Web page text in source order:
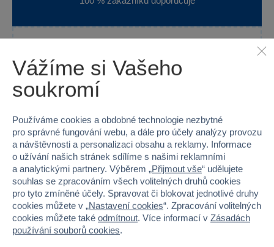
Napište recenzi a pomozte ostatním s výběrem.
Jana Petrová
15. 12. 2025
Ověřená recenze SPARKYS
Vše ok.
Vážíme si Vašeho
soukromí
Používáme cookies a obdobné technologie nezbytné
pro správné fungování webu, a dále pro účely analýzy provozu
a návštěvnosti a personalizaci obsahu a reklamy. Informace
o užívání našich stránek sdílíme s našimi reklamními
a analytickými partnery. Výběrem „Přijmout vše“ udělujete
souhlas se zpracováním všech volitelných druhů cookies
pro tyto zmíněné účely. Spravovat či blokovat jednotlivé druhy
cookies můžete v „Nastavení cookies“. Zpracování volitelných
cookies můžete také odmítnout. Více informací v Zásadách
používání souborů cookies.